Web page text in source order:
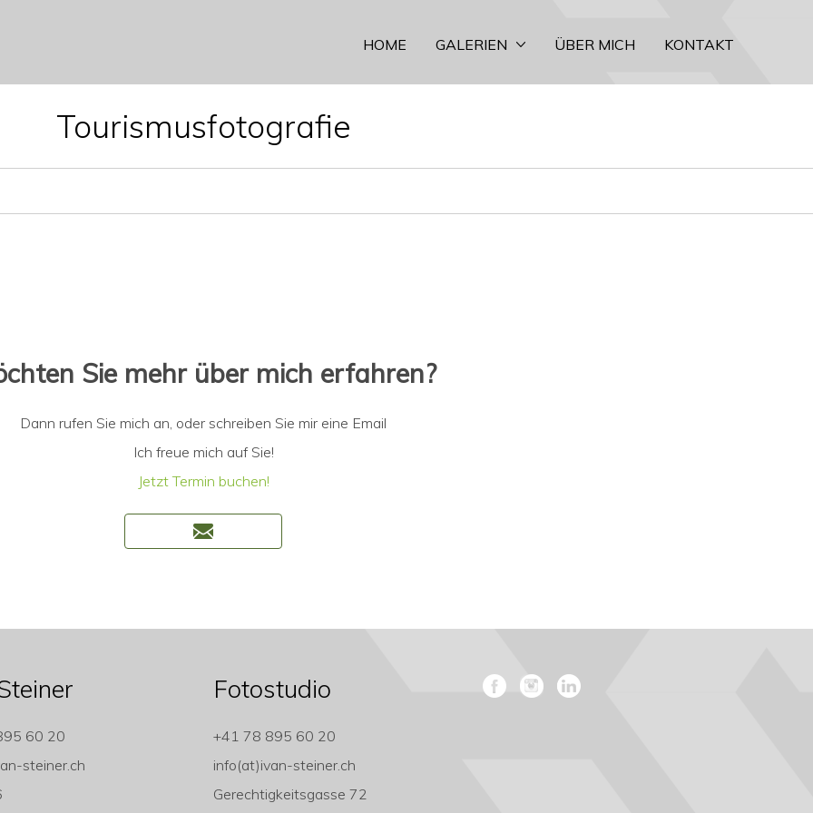
HOME GALERIEN ÜBER MICH KONTAKT
Tourismusfotografie
Sie mehr über mich erfahren?
Dann rufen Sie mich an, oder schreiben Sie mir eine Email
Ich freue mich auf Sie!
Jetzt Termin buchen!
60 20
steiner.ch
Fotostudio
+41 78 895 60 20
info(at)ivan-steiner.ch
Gerechtigkeitsgasse 72